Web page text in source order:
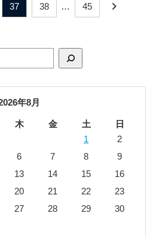
37 38 … 45
年8月
木 金 土
日
1
2
6 7 8
9
13 14 15
16
20 21 22
23
27 28 29
30